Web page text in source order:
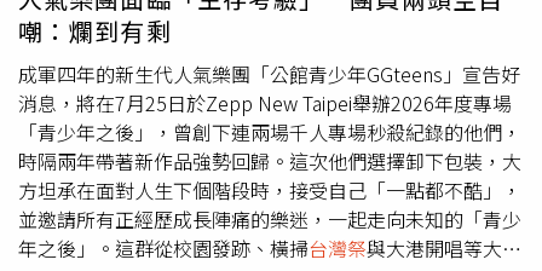
書寫或放置於小人紙上。打小人：利用各種象徵物如委託者
或施術者之鞋或宗教象徵武器毆打、傷害小人紙。祭白虎：
若在驚蟄日打小人則須祭白虎。以黃色的紙老虎代表白虎，
祭祀一般是使用小塊生豬肉沾上豬血，放入紙製白虎口中，
代表餵老虎，當老虎吃飽後便不會再傷害人。化解：將一切
是非禍害、災害等，用撒花生、豆子等小物體或百解靈符等
以消災解厄。祈福：以紅色的貴人紙，為委託者祈求貴人幫
助。進寶：將元寶、金銀紙等焚化供奉鬼神。擲筊：將兩個
半月形，一面內平坦為陰、一面向外彎出為陽的半月形木塊
嘲：爛到有剩
成軍四年的新生代人氣樂團「公館青少年GGteens」宣告好
消息，將在7月25日於Zepp New Taipei舉辦2026年度專場
「青少年之後」，曾創下連兩場千人專場秒殺紀錄的他們，
時隔兩年帶著新作品強勢回歸。這次他們選擇卸下包裝，大
方坦承在面對人生下個階段時，接受自己「一點都不酷」，
並邀請所有正經歷成長陣痛的樂迷，一起走向未知的「青少
年之後」。這群從校園發跡、橫掃台灣祭與大港開唱等大型